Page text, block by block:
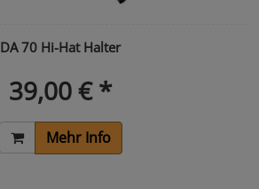
DA 70 Hi-Hat Halter
39,00 € *
Mehr Info